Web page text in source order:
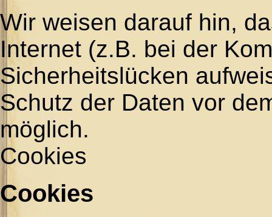
Wir weisen darauf hin,
Internet (z.B. bei der
Sicherheitslücken
Schutz der Daten vor
möglich.
Cookies
Cookies